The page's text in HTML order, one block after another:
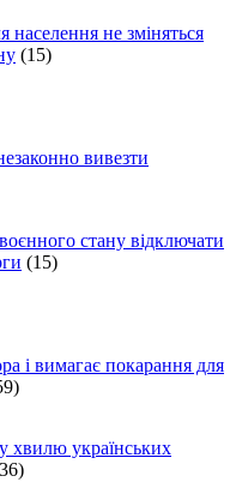
населення не зміняться
(15)
вивезти
стану відключати
(15)
і вимагає покарання для
хвилю українських